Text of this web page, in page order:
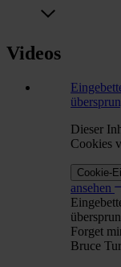
Videos
Dieser
Cookies
Cookie-
ansehen
Forget
Bruce